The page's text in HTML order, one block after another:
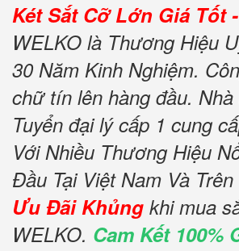
Két Sắt Cỡ Lớn Giá Tốt -
WELKO là Thương Hiệu
30 Năm Kinh Nghiệm.
chữ tín lên hàng đầu.
Tuyển đại lý cấp 1 cung
Với Nhiều Thương Hiệu
Đầu Tại Việt Nam Và
Ưu Đãi Khủng khi mua
WELKO. Cam Kết 100%